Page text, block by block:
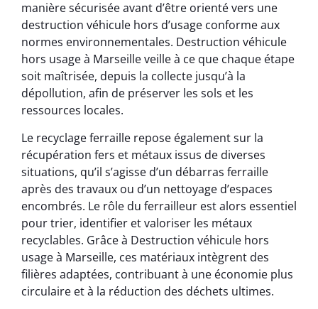
manière sécurisée avant d’être orienté vers une
destruction véhicule hors d’usage conforme aux
normes environnementales. Destruction véhicule
hors usage à Marseille veille à ce que chaque étape
soit maîtrisée, depuis la collecte jusqu’à la
dépollution, afin de préserver les sols et les
ressources locales.
Le recyclage ferraille repose également sur la
récupération fers et métaux issus de diverses
situations, qu’il s’agisse d’un débarras ferraille
après des travaux ou d’un nettoyage d’espaces
encombrés. Le rôle du ferrailleur est alors essentiel
pour trier, identifier et valoriser les métaux
recyclables. Grâce à Destruction véhicule hors
usage à Marseille, ces matériaux intègrent des
filières adaptées, contribuant à une économie plus
circulaire et à la réduction des déchets ultimes.